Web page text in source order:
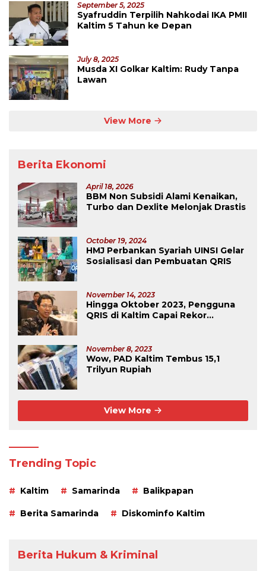
September 5, 2025
Syafruddin Terpilih Nahkodai IKA PMII
Kaltim 5 Tahun ke Depan
July 8, 2025
Musda XI Golkar Kaltim: Rudy Tanpa
Lawan
View More
Berita Ekonomi
April 18, 2026
BBM Non Subsidi Alami Kenaikan,
Turbo dan Dexlite Melonjak Drastis
October 19, 2024
HMJ Perbankan Syariah UINSI Gelar
Sosialisasi dan Pembuatan QRIS
November 14, 2023
Hingga Oktober 2023, Pengguna
QRIS di Kaltim Capai Rekor
November 8, 2023
Wow, PAD Kaltim Tembus 15,1
Trilyun Rupiah
View More
Trending Topic
Kaltim Samarinda Balikpapan
Berita Samarinda Diskominfo Kaltim
Berita Hukum & Kriminal